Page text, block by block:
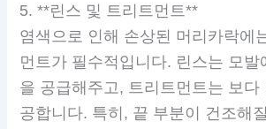
5. **린스 및 트리트먼트**
염색으로 인해 손상된 머리카락에
먼트가 필수적입니다. 린스는 모발
을 공급해주고, 트리트먼트는 보다
공합니다. 특히, 끝 부분이 건조해